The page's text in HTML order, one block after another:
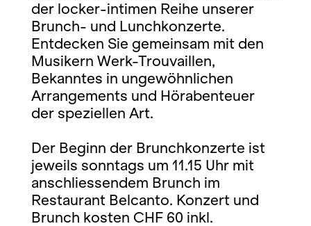
der locker-intimen Reihe unserer
Brunch- und Lunchkonzerte.
Entdecken Sie gemeinsam mit den
Musikern Werk-Trouvaillen,
Bekanntes in ungewöhnlichen
Arrangements und Hörabenteuer
der speziellen Art.
Der Beginn der Brunchkonzerte ist
jeweils sonntags um 11.15 Uhr mit
anschliessendem Brunch im
Restaurant Belcanto. Konzert und
Brunch kosten CHF 60 inkl.